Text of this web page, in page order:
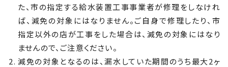
た、市の指定する給水装置工事事業者が修理をしなけれ
ば、減免の対象にはなりません。ご自身で修理したり、市
指定以外の店が工事をした場合は、減免の対象にはなり
ませんので、ご注意ください。
減免の対象となるのは、漏水していた期間のうち最大2ヶ